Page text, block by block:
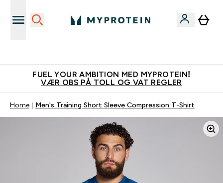
FUEL YOUR AMBITION MED MYPROTEIN!
VÆR OBS PÅ TOLL OG VAT REGLER
Home Men's Training Short Sleeve Compression T-Shirt